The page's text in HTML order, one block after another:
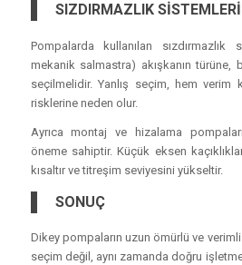
SIZDIRMAZLIK
Pompalarda kullanılan
mekanik salmastra) akışkanın türüne,
seçilmelidir. Yanlış seçim, hem verim
risklerine neden olur.
Ayrıca montaj ve hizalama
öneme sahiptir. Küçük eksen
kısaltır ve titreşim seviyesini yükseltir.
SONUÇ
Dikey pompaların uzun ömürlü ve verimli
seçim değil, aynı zamanda doğru